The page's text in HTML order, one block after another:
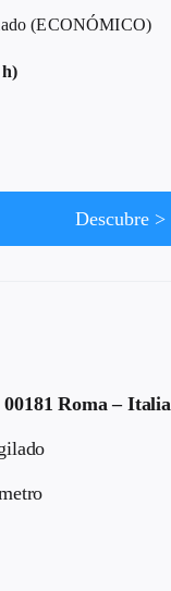
(ECONÓMICO)
Descubre >
Roma – Italia